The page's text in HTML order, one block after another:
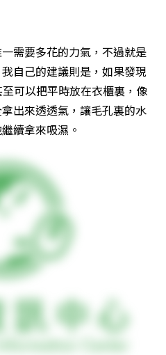
需要多花的力氣，不過就是
自己的建議則是，如果發現
可以把平時放在衣櫃裏，像
出來透透氣，讓毛孔裏的水
續拿來吸濕。